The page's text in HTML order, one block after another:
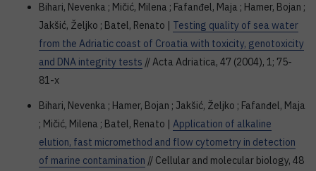
Bihari, Nevenka ; Mičić, Milena ; Fafanđel, Maja ; Hamer, Bojan ;
Jakšić, Željko ; Batel, Renato | Testing quality of sea water
from the Adriatic coast of Croatia with toxicity, genotoxicity
and DNA integrity tests // Acta Adriatica, 47 (2004), 1; 75-
81-x
Bihari, Nevenka ; Hamer, Bojan ; Jakšić, Željko ; Fafanđel, Maja
; Mičić, Milena ; Batel, Renato | Application of alkaline
elution, fast micromethod and flow cytometry in detection
of marine contamination // Cellular and molecular biology, 48